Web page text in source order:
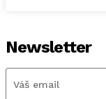
Newsletter